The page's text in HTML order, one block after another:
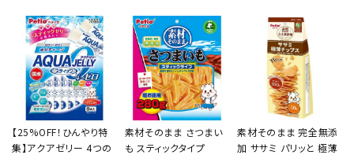
【25%OFF！ひんやり特
集】アクアゼリー 4つの
素材そのまま さつまい
も スティックタイプ
素材そのまま 完全無添
加 ササミ パリッと 極薄